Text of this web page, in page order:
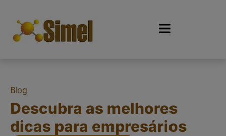
Blog
Descubra as melhores
dicas para empresários